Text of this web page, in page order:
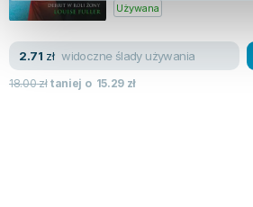
Używana
2.71 zł widoczne ślady używania
18.00złtaniej o 15.29 zł